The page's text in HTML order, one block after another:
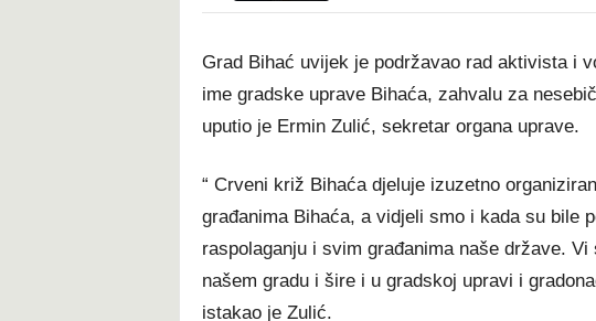
Grad Bihać uvijek je podržavao rad aktivista i
ime gradske uprave Bihaća, zahvalu za
uputio je Ermin Zulić, sekretar organa uprave.
“ Crveni križ Bihaća djeluje izuzetno
građanima Bihaća, a vidjeli smo i kada su bile
raspolaganju i svim građanima naše države.
našem gradu i šire i u gradskoj upravi i
istakao je Zulić.